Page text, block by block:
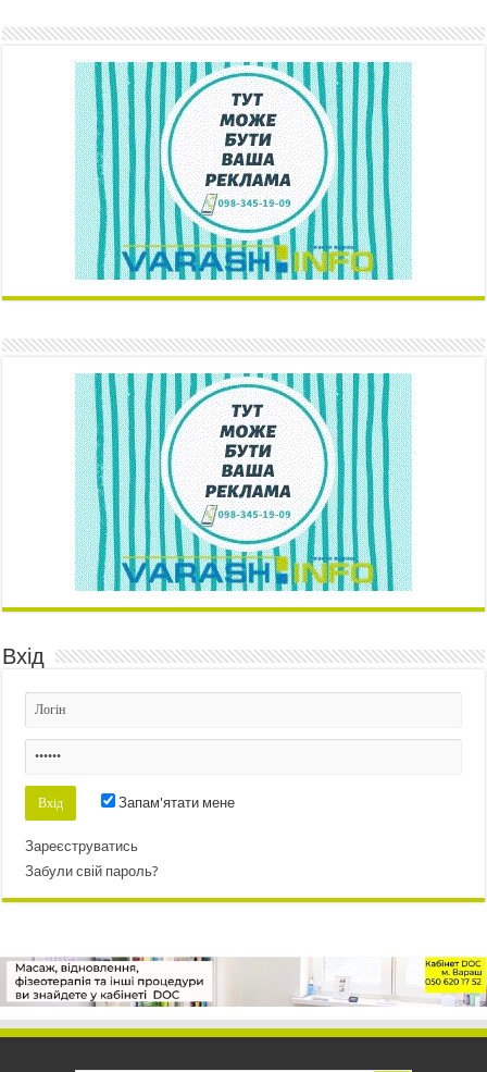
Вхід
Запам'ятати мене
Зареєструватись
Забули свій пароль?